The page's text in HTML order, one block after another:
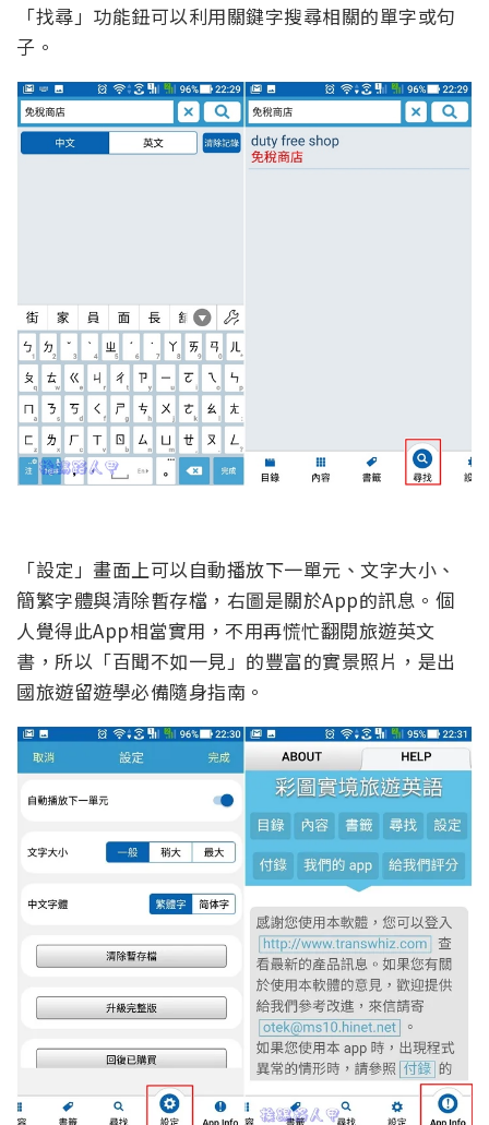
「找尋」功能鈕可以利用關鍵字搜尋相關的單字或句
子。
「設定」畫面上可以自動播放下一單元、文字大小、
簡繁字體與清除暫存檔，右圖是關於App的訊息。個
人覺得此App相當實用，不用再慌忙翻閱旅遊英文
書，所以「百聞不如一見」的豐富的實景照片，是出
國旅遊留遊學必備隨身指南。